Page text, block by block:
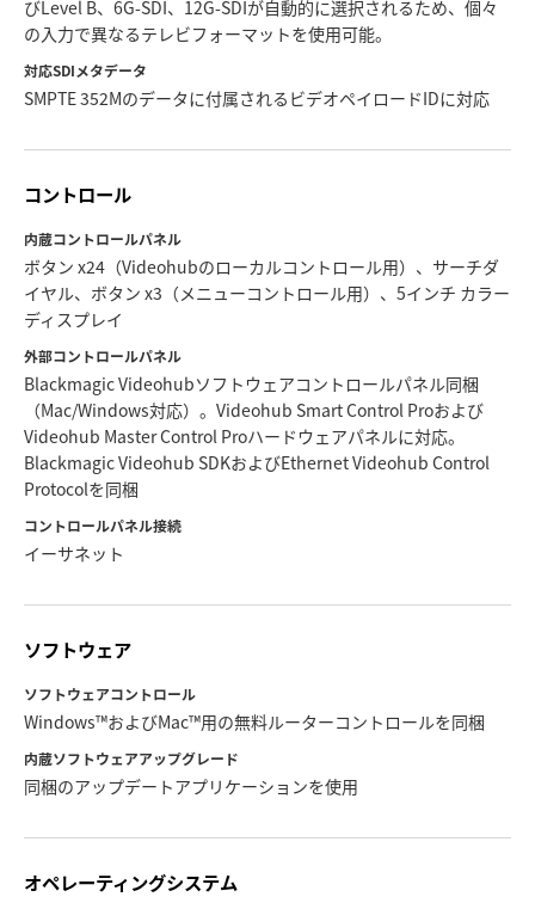
びLevel B、6G-SDI、12G-SDIが自動的に選択されるため、個々
の入力で異なるテレビフォーマットを使用可能。
対応SDIメタデータ
SMPTE 352Mのデータに付属されるビデオペイロードIDに対応
コントロール
内蔵コントロールパネル
ボタン x24（Videohubのローカルコントロール用）、サーチダ
イヤル、ボタン x3（メニューコントロール用）、5インチ カラー
ディスプレイ
外部コントロールパネル
Blackmagic Videohubソフトウェアコントロールパネル同梱
（Mac/Windows対応）。Videohub Smart Control Proおよび
Videohub Master Control Proハードウェアパネルに対応。
Blackmagic Videohub SDKおよびEthernet Videohub Control
Protocolを同梱
コントロールパネル接続
イーサネット
ソフトウェア
ソフトウェアコントロール
Windows™およびMac™用の無料ルーターコントロールを同梱
内蔵ソフトウェアアップグレード
同梱のアップデートアプリケーションを使用
オペレーティングシステム